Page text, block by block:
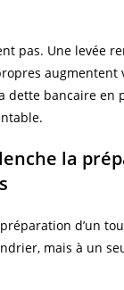
pas. Une levée
augmentent
dette bancaire en
la
d’un
mais à un